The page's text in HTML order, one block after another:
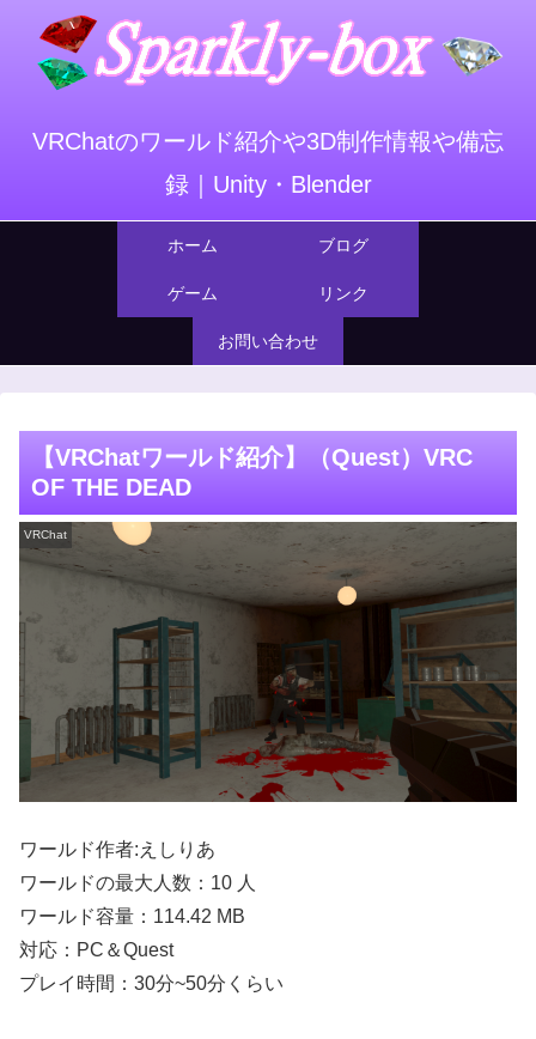
VRChatのワールド紹介や3D制作情報や備忘
録｜Unity・Blender
ホーム ブログ
ゲーム リンク
お問い合わせ
【VRChatワールド紹介】（Quest）VRC
OF THE DEAD
VRChat
ワールド作者:えしりあ
ワールドの最大人数：10 人
ワールド容量：114.42 MB
対応：PC＆Quest
プレイ時間：30分~50分くらい